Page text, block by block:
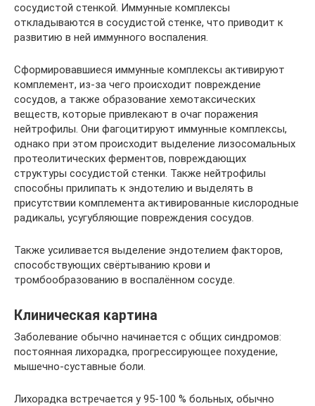
сосудистой стенкой. Иммунные комплексы
откладываются в сосудистой стенке, что приводит к
развитию в ней иммунного воспаления.
Сформировавшиеся иммунные комплексы активируют
комплемент, из-за чего происходит повреждение
сосудов, а также образование хемотаксических
веществ, которые привлекают в очаг поражения
нейтрофилы. Они фагоцитируют иммунные комплексы,
однако при этом происходит выделение лизосомальных
протеолитических ферментов, повреждающих
структуры сосудистой стенки. Также нейтрофилы
способны прилипать к эндотелию и выделять в
присутствии комплемента активированные кислородные
радикалы, усугубляющие повреждения сосудов.
Также усиливается выделение эндотелием факторов,
способствующих свёртыванию крови и
тромбообразованию в воспалённом сосуде.
Клиническая картина
Заболевание обычно начинается с общих синдромов:
постоянная лихорадка, прогрессирующее похудение,
мышечно-суставные боли.
Лихорадка встречается у 95-100 % больных, обычно